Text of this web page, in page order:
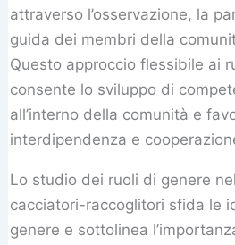
attraverso l’osservazione, la
guida dei membri della
Questo approccio flessibile ai
consente lo sviluppo di
all’interno della comunità e
interdipendenza e
Lo studio dei ruoli di genere
cacciatori-raccoglitori sfida le
genere e sottolinea